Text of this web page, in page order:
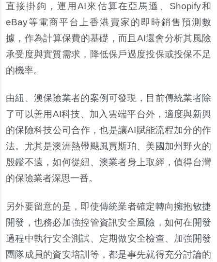
直接掛鉤，運用AI來估算在亞馬遜、Shopify和
eBay等電商平台上香港賣家的即時銷售預測數
據，作為計算保費的基礎，而且AI還會分析其風險
承受度與實質需求，降低保戶過度投保或投保不足
的機率。
由紐、澳保險業者的案例可發現，目前傳統業者除
了可以善用AI科技、加入雲端平台外，適度與新興
的保險科技公司合作，也是讓AI賦能流程加分的作
法。尤其是澳洲熱帶颶風賈斯珀、美國加州野火的
殷鑑不遠，如何從紐、澳業者身上取經，值得台灣
的保險業者深思一番。
另外要留意的是，即使傳統業者確定轉向擁抱敏捷
開發，也務必加強控管資訊安全風險，如何在開發
過程中執行安全測試、定期做安全檢查、加強開發
團隊成員的資安培訓等，都是事先就得充分討論的